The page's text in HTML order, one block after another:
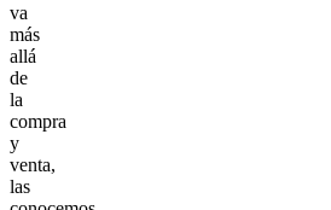
va
más
allá
de
la
compra
y
venta,
las